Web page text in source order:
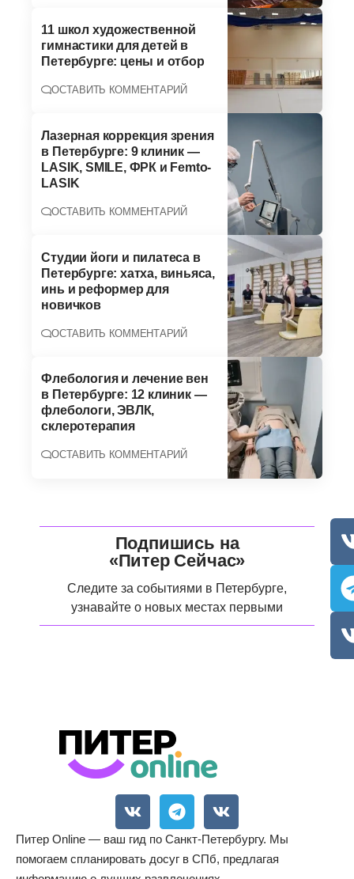
11 школ художественной
гимнастики для детей в
Петербурге: цены и отбор
ОСТАВИТЬ КОММЕНТАРИЙ
Лазерная коррекция зрения
в Петербурге: 9 клиник —
LASIK, SMILE, ФРК и Femto-
LASIK
ОСТАВИТЬ КОММЕНТАРИЙ
Студии йоги и пилатеса в
Петербурге: хатха, виньяса,
инь и реформер для
новичков
ОСТАВИТЬ КОММЕНТАРИЙ
Флебология и лечение вен
в Петербурге: 12 клиник —
флебологи, ЭВЛК,
склеротерапия
ОСТАВИТЬ КОММЕНТАРИЙ
Подпишись на
«Питер Сейчас»
Следите за событиями в Петербурге,
узнавайте о новых местах первыми
Питер Online — ваш гид по Санкт-Петербургу. Мы
помогаем спланировать досуг в СПб, предлагая